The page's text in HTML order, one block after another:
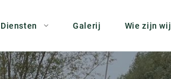
Diensten
Bodemsanering
Galerij Wie zijn wij